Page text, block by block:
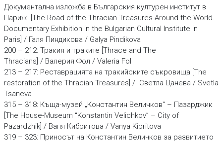
Документална изложба в Българския културен институт в
Париж [The Road of the Thracian Treasures Around the World.
Documentary Exhibition in the Bulgarian Cultural Institute in
Paris] / Галя Пиндикова / Galya Pindikova
200 – 212: Тракия и траките [Thrace and The
Thracians] / Валерия Фол / Valeria Fol
213 – 217: Реставрацията на тракийските съкровища [The
restoration of the Thracian Treasures] / Светла Цанева / Svetla
Tsaneva
315 – 318: Къща-музей „Константин Величков“ – Пазарджик
[The House-Museum “Konstantin Velichkov” – City of
Pazardzhik] / Ваня Кибритова / Vanya Kibritova
319 – 323: Приносът на Константин Величков за развитието